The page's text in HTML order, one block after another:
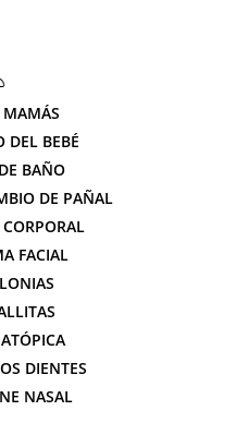
MAMÁS
DEL BEBÉ
BAÑO
DE PAÑAL
FACIAL
DIENTES
NASAL